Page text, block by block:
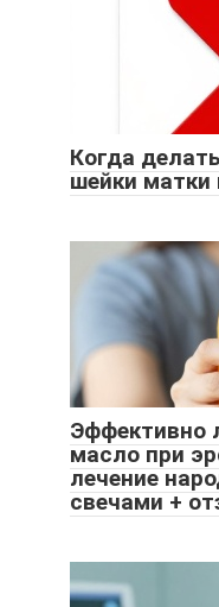
Когда
шейки матки
Эффективно
масло при
лечение
свечами +